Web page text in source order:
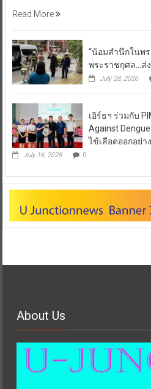
Read More
“น้อมสำนึกในพ
พระราชกุศล…ส่
July 28, 2026
เอิร์ธฯ ร่วมกับ
Against
ไข้เลือดออกอย่
July 16, 2026 0
About Us